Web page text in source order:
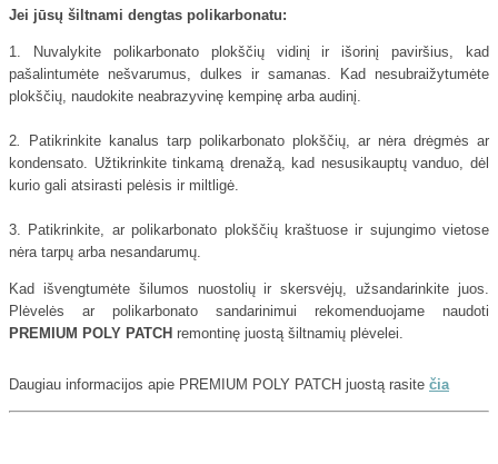
Jei jūsų šiltnami dengtas polikarbonatu:
1. Nuvalykite polikarbonato plokščių vidinį ir išorinį paviršius, kad
pašalintumėte nešvarumus, dulkes ir samanas. Kad nesubraižytumėte
plokščių, naudokite neabrazyvinę kempinę arba audinį.
2
Patikrinkite kanalus tarp polikarbonato plokščių, ar nėra drėgmės ar
kondensato. Užtikrinkite tinkamą drenažą, kad nesusikauptų vanduo, dėl
kurio gali atsirasti pelėsis ir miltligė.
3. Patikrinkite, ar polikarbonato plokščių kraštuose ir sujungimo vietose
nėra tarpų arba nesandarumų.
Kad išvengtumėte šilumos nuostolių ir skersvėjų, užsandarinkite juos.
Plėvelės ar polikarbonato sandarinimui rekomenduojame naudoti
PREMIUM POLY PATCH remontinę juostą šiltnamių plėvelei.
Daugiau informacijos apie PREMIUM POLY PATCH juostą rasite čia